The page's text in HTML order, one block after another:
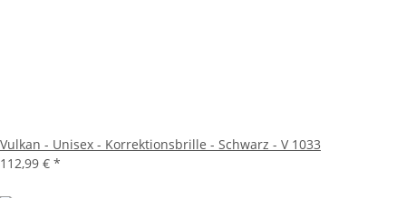
Vulkan - Unisex - Korrektionsbrille - Schwarz - V 1033
112,99 € *